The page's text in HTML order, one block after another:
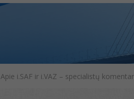
Apie i.SAF ir i.VAZ – specialistų